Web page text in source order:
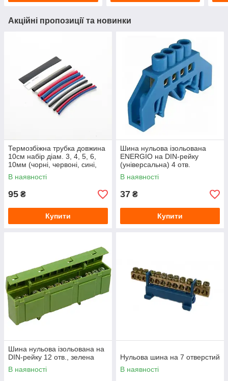
Акційні пропозиції та новинки
Термозбіжна трубка довжина
10см набір діам. 3, 4, 5, 6,
10мм (чорні, червоні, сині,
білі) (44шт) APRO
В наявності
95 ₴
Купити
Шина нульова ізольована
ENERGIO на DIN-рейку
(універсальна) 4 отв.
В наявності
37 ₴
Купити
Шина нульова ізольована на
DIN-рейку 12 отв., зелена
В наявності
Нульова шина на 7 отверстий
В наявності